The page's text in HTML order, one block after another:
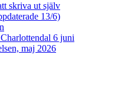
skriva ut själv
13/6)
6 juni
maj 2026